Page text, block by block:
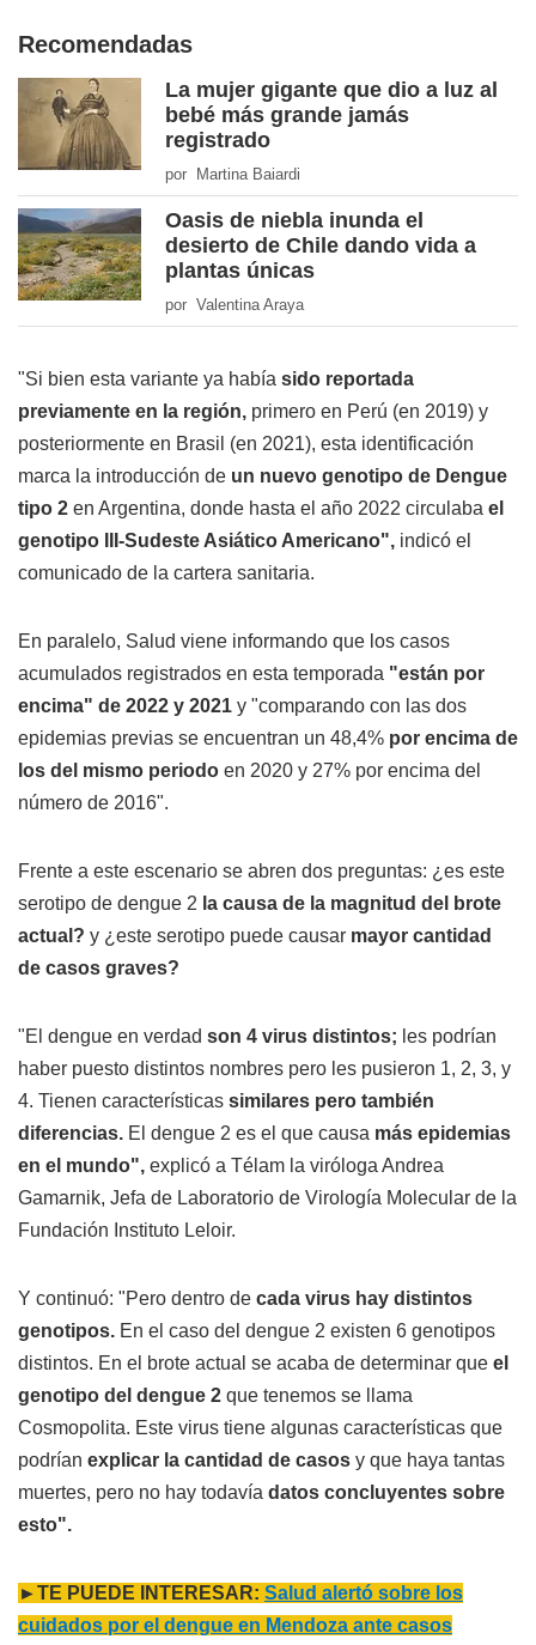
Recomendadas
La mujer gigante que dio a luz al
bebé más grande jamás
registrado
por Martina Baiardi
Oasis de niebla inunda el
desierto de Chile dando vida a
plantas únicas
por Valentina Araya
"Si bien esta variante ya había sido reportada
previamente en la región, primero en Perú (en 2019) y
posteriormente en Brasil (en 2021), esta identificación
marca la introducción de un nuevo genotipo de Dengue
tipo 2 en Argentina, donde hasta el año 2022 circulaba el
genotipo III-Sudeste Asiático Americano", indicó el
comunicado de la cartera sanitaria.
En paralelo, Salud viene informando que los casos
acumulados registrados en esta temporada "están por
encima" de 2022 y 2021 y "comparando con las dos
epidemias previas se encuentran un 48,4% por encima de
los del mismo periodo en 2020 y 27% por encima del
número de 2016".
Frente a este escenario se abren dos preguntas: ¿es este
serotipo de dengue 2 la causa de la magnitud del brote
actual? y ¿este serotipo puede causar mayor cantidad
de casos graves?
"El dengue en verdad son 4 virus distintos; les podrían
haber puesto distintos nombres pero les pusieron 1, 2, 3, y
4. Tienen características similares pero también
diferencias. El dengue 2 es el que causa más epidemias
en el mundo", explicó a Télam la viróloga Andrea
Gamarnik, Jefa de Laboratorio de Virología Molecular de la
Fundación Instituto Leloir.
Y continuó: "Pero dentro de cada virus hay distintos
genotipos. En el caso del dengue 2 existen 6 genotipos
distintos. En el brote actual se acaba de determinar que el
genotipo del dengue 2 que tenemos se llama
Cosmopolita. Este virus tiene algunas características que
podrían explicar la cantidad de casos y que haya tantas
muertes, pero no hay todavía datos concluyentes sobre
esto".
►TE PUEDE INTERESAR: Salud alertó sobre los
cuidados por el dengue en Mendoza ante casos